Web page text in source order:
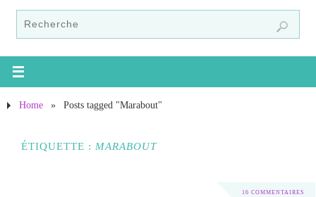
Home » Posts tagged "Marabout"
ÉTIQUETTE : MARABOUT
16 COMMENTAIRES